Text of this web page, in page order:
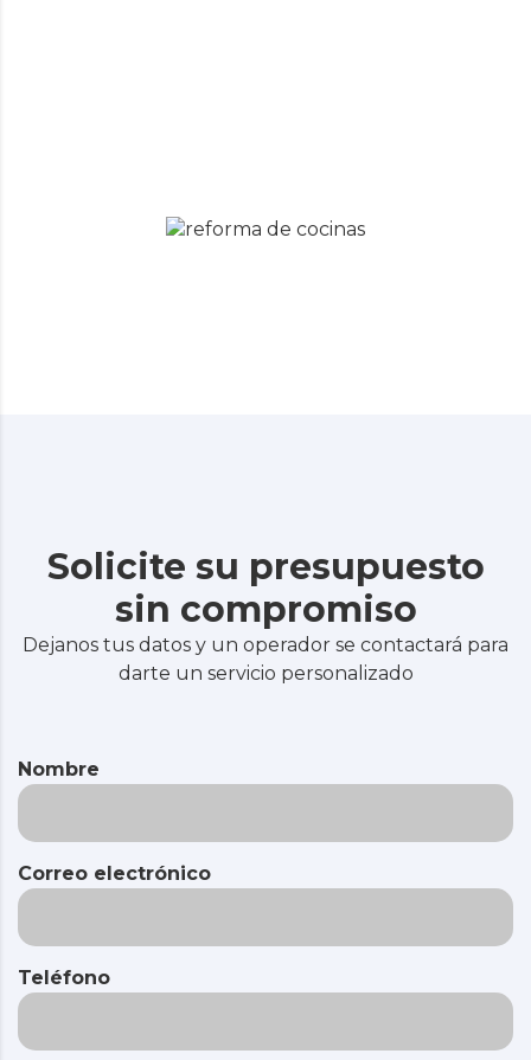
Solicite su presupuesto
sin compromiso
Dejanos tus datos y un operador se contactará para
darte un servicio personalizado
Nombre
Correo electrónico
Teléfono